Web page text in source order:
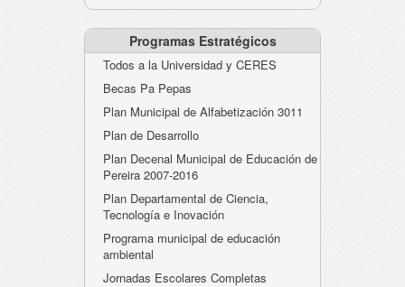
Humano-Cesantías
Programas Estratégicos
Todos a la Universidad y CERES
Becas Pa Pepas
Plan Municipal de Alfabetización 3011
Plan de Desarrollo
Plan Decenal Municipal de Educación de
Pereira 2007-2016
Plan Departamental de Ciencia,
Tecnología e Inovación
Programa municipal de educación
ambiental
Jornadas Escolares Completas